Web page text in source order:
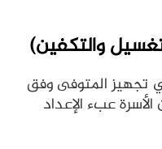
والتكفين)
تجهيز المتوفى وفق
عبء الإعداد